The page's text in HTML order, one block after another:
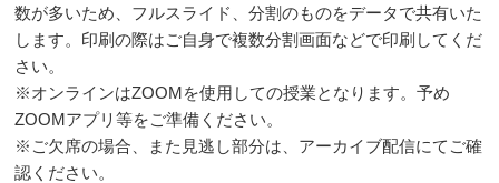
数が多いため、フルスライド、分割のものをデータで共有いた
します。印刷の際はご自身で複数分割画面などで印刷してくだ
さい。
※オンラインはZOOMを使用しての授業となります。予め
ZOOMアプリ等をご準備ください。
※ご欠席の場合、また見逃し部分は、アーカイブ配信にてご確
認ください。